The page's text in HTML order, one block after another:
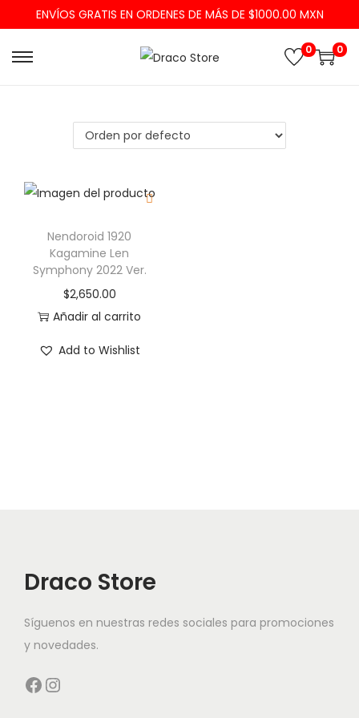
ENVÍOS GRATIS EN ORDENES DE MÁS DE $1000.00 MXN
0 0
Nendoroid 1920
Kagamine Len
Symphony 2022 Ver.
$2,650.00
Añadir al carrito
Add to Wishlist
Draco Store
Síguenos en nuestras redes sociales para promociones
y novedades.